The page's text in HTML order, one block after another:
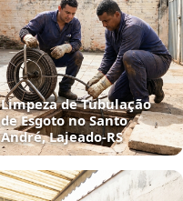
Limpeza de Tubulação
de Esgoto no Santo
André, Lajeado‑RS